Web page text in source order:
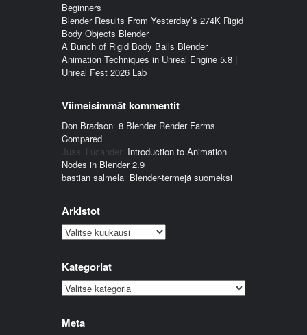
Beginners
Blender Results From Yesterday’s 274K Rigid
Body Objects Blender
A Bunch of Rigid Body Balls Blender
Animation Techniques in Unreal Engine 5.8 |
Unreal Fest 2026 Lab
Viimeisimmät kommentit
Don Bradson: 8 Blender Render Farms
Compared
Jussi Lucander: Introduction to Animation
Nodes in Blender 2.9
bastian salmela: Blender-termejä suomeksi
Arkistot
Arkistot
Kategoriat
Kategoriat
Meta